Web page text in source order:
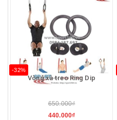
-32%
Vòng xà treo Ring Dip
650.000₫
440.000₫